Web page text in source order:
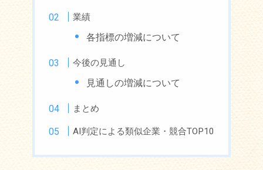
業績
各指標の増減について
今後の見通し
見通しの増減について
まとめ
AI判定による類似企業・競合TOP10